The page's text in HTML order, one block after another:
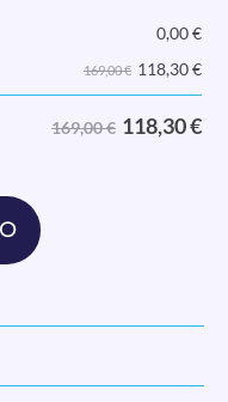
0,00€
169,00 € 118,30€
169,00 € 118,30€